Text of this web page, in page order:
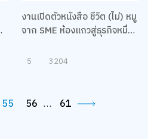
งานเปิดตัวหนังสือ ชีวิต (ไม่) หมู
จาก SME ห้องแถวสู่ธุรกิจหมื่น
5 3204
55 56 … 61